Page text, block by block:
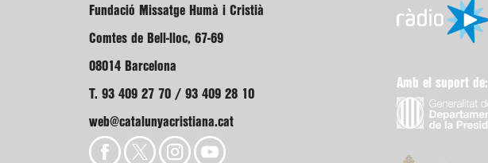
Fundació Missatge Humà i Cristià
Comtes de Bell-lloc, 67-69
08014 Barcelona
T. 93 409 27 70 / 93 409 28 10
web@catalunyacristiana.cat
Amb el suport de: